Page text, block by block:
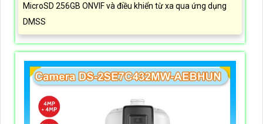
MicroSD 256GB ONVIF và điều khiển từ xa qua ứng dụng
DMSS